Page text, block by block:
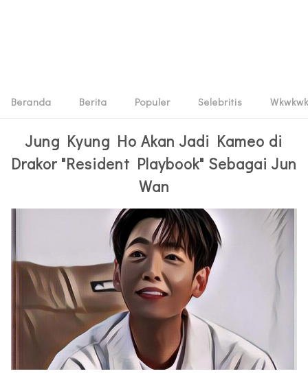
Beranda Berita Populer Selebritis Wkwkwk
Jung Kyung Ho Akan Jadi Kameo di
Drakor "Resident Playbook" Sebagai Jun
Wan